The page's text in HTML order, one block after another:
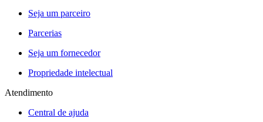
Seja um parceiro
Parcerias
Seja um fornecedor
Propriedade intelectual
Atendimento
Central de ajuda